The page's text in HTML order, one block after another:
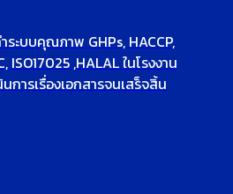
ระบบคุณภาพ GHPs, HACCP,
ISO17025 ,HALAL ในโรงงาน
ารเรื่องเอกสารจนเสร็จสิ้น